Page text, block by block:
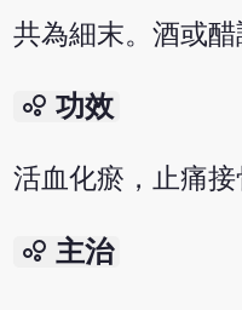
共為細末。酒或醋
bubble_chart 功效
活血化瘀，止痛接
bubble_chart 主治